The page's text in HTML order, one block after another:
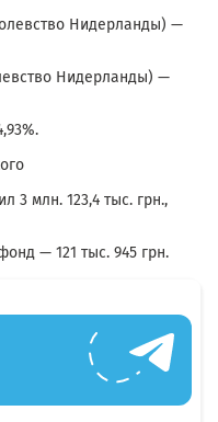
Нидерланды) —
Нидерланды) —
3 млн. 123,4 тыс. грн.,
— 121 тыс. 945 грн.